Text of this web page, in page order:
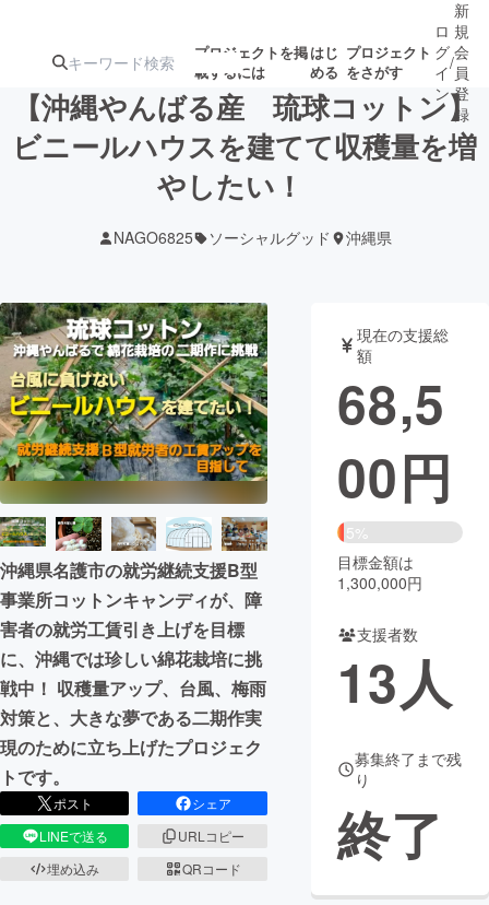
プロジェクトを掲
載するには
はじ
める
プロジェクト
をさがす
注目の新着プロ 募集終了が近いプ
テクノロジー・ガジェット
映像・映画 書籍・雑誌
ビジネス・起業 チャレンジ
まちづくり・地域活性化
CAMPFIRE for Social Good
CAMPFIRE Creation
CAMPFIREふるさと納税
コミュニティ
ロ
グ
イ
ン
/
新
規
会
員
登
録
【沖縄やんばる産 琉球コットン】
ビニールハウスを建てて収穫量を増
やしたい！
NAGO6825 ソーシャルグッド 沖縄県
沖縄県名護市の就労継続支援B型
事業所コットンキャンディが、障
害者の就労工賃引き上げを目標
に、沖縄では珍しい綿花栽培に挑
戦中！ 収穫量アップ、台風、梅雨
対策と、大きな夢である二期作実
現のために立ち上げたプロジェク
トです。
ポスト
シェア
LINEで送る
URLコピー
埋め込み
QRコード
現在の支援総
額
68,5
00円
5%
目標金額は
1,300,000円
支援者数
13人
募集終了まで残
り
終了